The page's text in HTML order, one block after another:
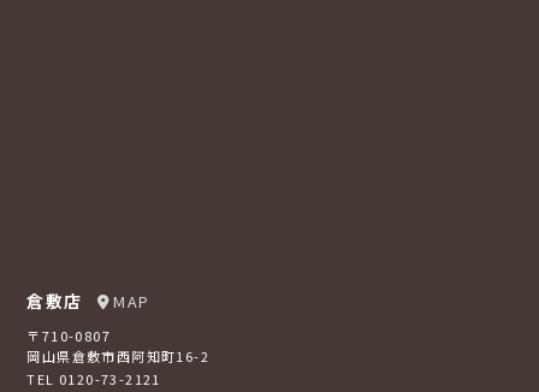
倉敷店 MAP
〒710-0807
岡山県倉敷市西阿知町16-2
TEL 0120-73-2121